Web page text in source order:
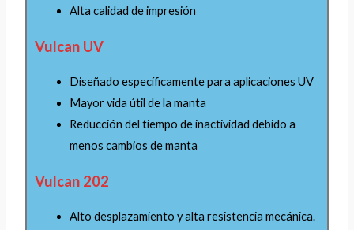
Alta calidad de impresión
Vulcan UV
Diseñado específicamente para aplicaciones UV
Mayor vida útil de la manta
Reducción del tiempo de inactividad debido a
menos cambios de manta
Vulcan 202
Alto desplazamiento y alta resistencia mecánica.